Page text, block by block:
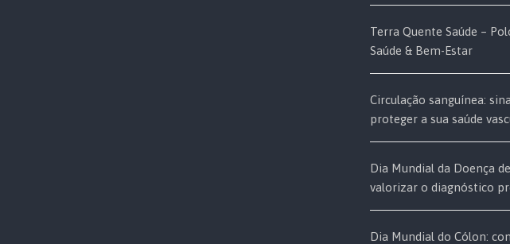
Terra Quente Saúde –
Saúde & Bem-Estar
Circulação sanguínea:
proteger a sua saúde
Dia Mundial da Doença
valorizar o diagnóstico
Dia Mundial do Cólon: